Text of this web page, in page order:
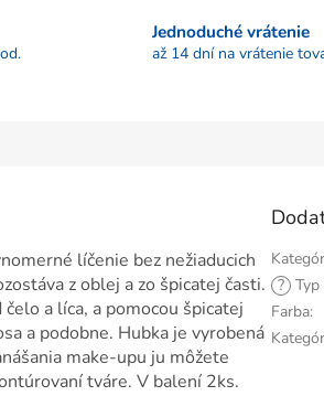
Jednoduché vrátenie
až 14 dní na vrátenie
líčenie bez nežiaducich
z oblej a zo špicatej časti.
a líca, a pomocou špicatej
a podobne. Hubka je vyrobená
make-upu ju môžete
tváre. V balení 2ks.
?
Farba: